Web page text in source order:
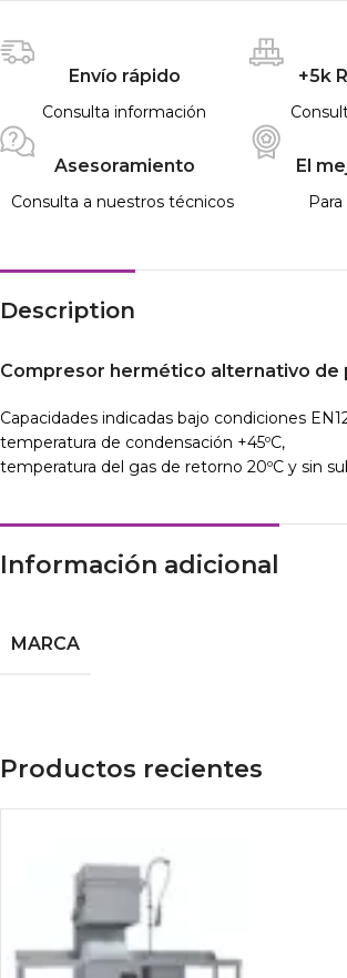
Envío rápido
Consulta información
+5k
Asesoramiento
Consulta a nuestros técnicos
El
Description
Compresor hermético alternativo de
Capacidades indicadas bajo condiciones
temperatura de condensación +45ºC,
temperatura del gas de retorno 20ºC y sin
Información adicional
MARCA
Productos recientes